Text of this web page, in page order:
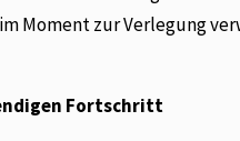
Moment zur Verlegung
Fortschritt